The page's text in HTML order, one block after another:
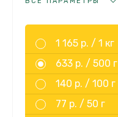
1 165 р. / 1 кг
633 р. / 500 г
140 р. / 100 г
77 р. / 50 г